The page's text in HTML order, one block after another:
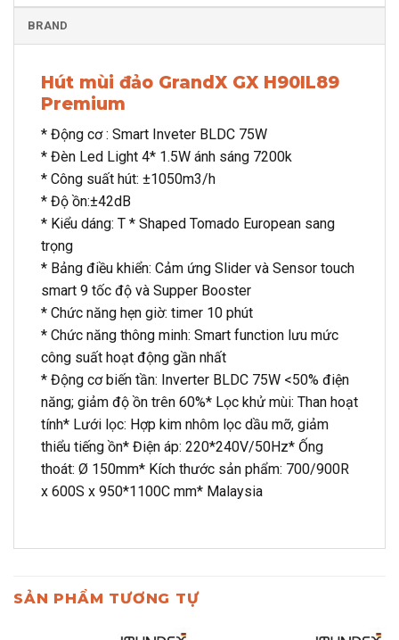
BRAND
Hút mùi đảo GrandX GX H90IL89
Premium
* Động cơ : Smart Inveter BLDC 75W
* Đèn Led Light 4* 1.5W ánh sáng 7200k
* Công suất hút: ±1050m3/h
* Độ ồn:±42dB
* Kiểu dáng: T * Shaped Tomado European sang
trọng
* Bảng điều khiển: Cảm ứng Slider và Sensor touch
smart 9 tốc độ và Supper Booster
* Chức năng hẹn giờ: timer 10 phút
* Chức năng thông minh: Smart function lưu mức
công suất hoạt động gần nhất
* Động cơ biến tần: Inverter BLDC 75W <50% điện
năng; giảm độ ồn trên 60%* Lọc khử mùi: Than hoạt
tính* Lưới lọc: Hợp kim nhôm lọc dầu mỡ, giảm
thiểu tiếng ồn* Điện áp: 220*240V/50Hz* Ống
thoát: Ø 150mm* Kích thước sản phẩm: 700/900R
x 600S x 950*1100C mm* Malaysia
SẢN PHẨM TƯƠNG TỰ